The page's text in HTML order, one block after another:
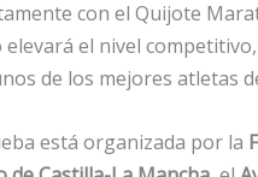
con el Quijote
elevará el nivel
de los mejores atletas
está organizada por la